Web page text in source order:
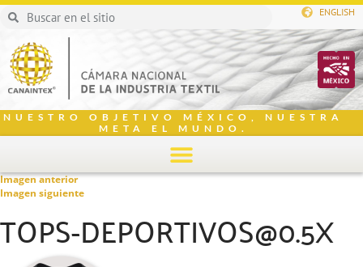
ENGLISH
NUESTRO OBJETIVO MÉXICO, NUESTRA
META EL MUNDO.
Imagen anterior
Imagen siguiente
TOPS-DEPORTIVOS@0.5X